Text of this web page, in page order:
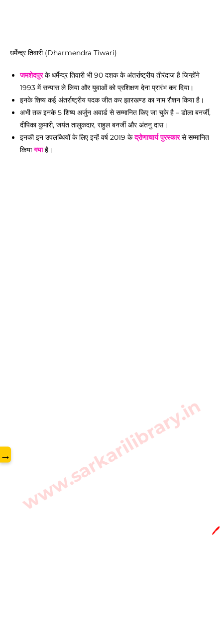
धर्मेन्द्र तिवारी (Dharmendra Tiwari)
जमशेदपुरके धर्मेन्द्र तिवारी भी 90 दशक के अंतर्राष्ट्रीय तीरंदाज है जिन्होंने
1993 में सन्यास ले लिया और युवाओं को प्रशिक्षण देना प्रारंभ कर दिया।
इनके शिष्य कई अंतर्राष्ट्रीय पदक जीत कर झारखण्ड का नाम रौशन किया है।
अभी तक इनके 5 शिष्य अर्जुन अवार्ड से सम्मानित किए जा चुके है – डोला बनर्जी,
दीपिका कुमारी, जयंत तालुकदार, राहुल बनर्जी और अंतनु दास।
इनकी इन उपलब्धियों के लिए इन्हें वर्ष 2019 केद्रोणाचार्य पुरस्कारसे सम्मानित
कियागयाहै।
www.sarkarilibrary.in
→
🖊️